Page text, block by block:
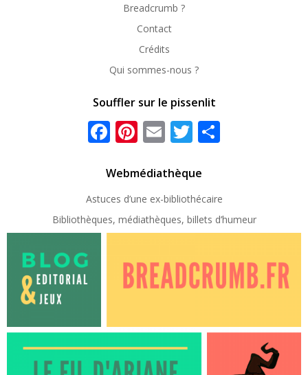
Breadcrumb ?
Contact
Crédits
Qui sommes-nous ?
Souffler sur le pissenlit
Facebook
Pinterest
EmailTwitter
Webmédiathèque
Astuces d’une ex-bibliothécaire
Bibliothèques, médiathèques, billets d’humeur